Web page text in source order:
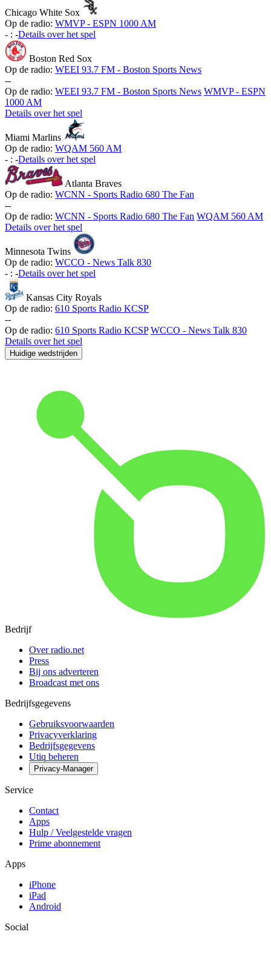
Chicago White Sox
Op de radio: WMVP - ESPN 1000 AM
- : -Details over het spel
Boston Red Sox
Op de radio: WEEI 93.7 FM - Boston Sports News
--
Op de radio: WEEI 93.7 FM - Boston Sports News WMVP - ESPN
1000 AM
Details over het spel
Miami Marlins
Op de radio: WQAM 560 AM
- : -Details over het spel
Atlanta Braves
Op de radio: WCNN - Sports Radio 680 The Fan
--
Op de radio: WCNN - Sports Radio 680 The Fan WQAM 560 AM
Details over het spel
Minnesota Twins
Op de radio: WCCO - News Talk 830
- : -Details over het spel
Kansas City Royals
Op de radio: 610 Sports Radio KCSP
--
Op de radio: 610 Sports Radio KCSP WCCO - News Talk 830
Details over het spel
Huidige wedstrijden
Bedrijf
Over radio.net
Press
Bij ons adverteren
Broadcast met ons
Bedrijfsgegevens
Gebruiksvoorwaarden
Privacyverklaring
Bedrijfsgegevens
Utiq beheren
Privacy-Manager
Service
Contact
Apps
Hulp / Veelgestelde vragen
Prime abonnement
Apps
iPhone
iPad
Android
Social